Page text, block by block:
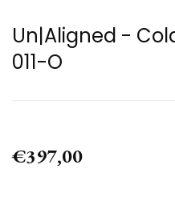
Un|Aligned -
011-O
€397,00